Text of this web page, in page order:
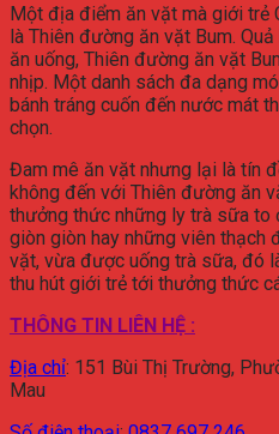
Một địa điểm ăn vặt mà giới trẻ
là Thiên đường ăn vặt Bum.
ăn uống, Thiên đường ăn vặt
nhịp. Một danh sách đa dạng
bánh tráng cuốn đến nước mát
chọn.
Đam mê ăn vặt nhưng lại là tín
không đến với Thiên đường ăn
thưởng thức những ly trà sữa to
giòn giòn hay những viên thạch
vặt, vừa được uống trà sữa, đó
thu hút giới trẻ tới thưởng thức
THÔNG TIN LIÊN HỆ :
Địa chỉ: 151 Bùi Thị Trường,
Mau